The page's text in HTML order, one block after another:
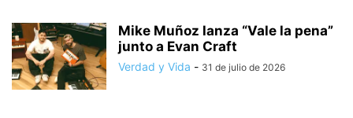
Mike Muñoz lanza “Vale la pena”
junto a Evan Craft
Verdad y Vida - 31 de julio de 2026